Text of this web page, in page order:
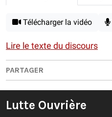
Télécharger la vidéo
Lire le texte du discours
PARTAGER
Lutte Ouvrière